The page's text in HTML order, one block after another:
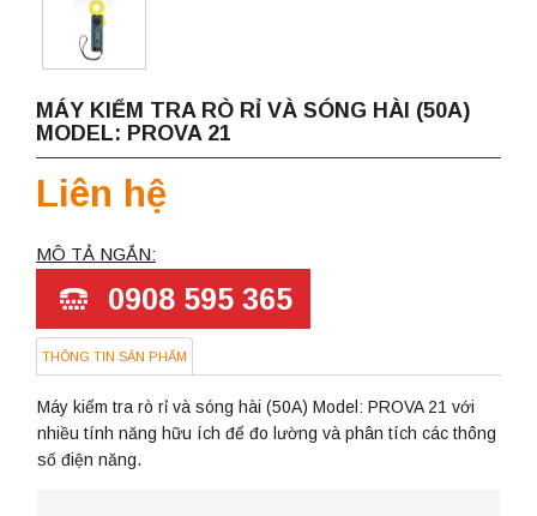
MÁY KIỂM TRA RÒ RỈ VÀ SÓNG HÀI (50A)
MODEL: PROVA 21
Liên hệ
MÔ TẢ NGẮN:
0908 595 365
THÔNG TIN SẢN PHẨM
Máy kiểm tra rò rỉ và sóng hài (50A) Model: PROVA 21 với
nhiều tính năng hữu ích để đo lường và phân tích các thông
số điện năng.